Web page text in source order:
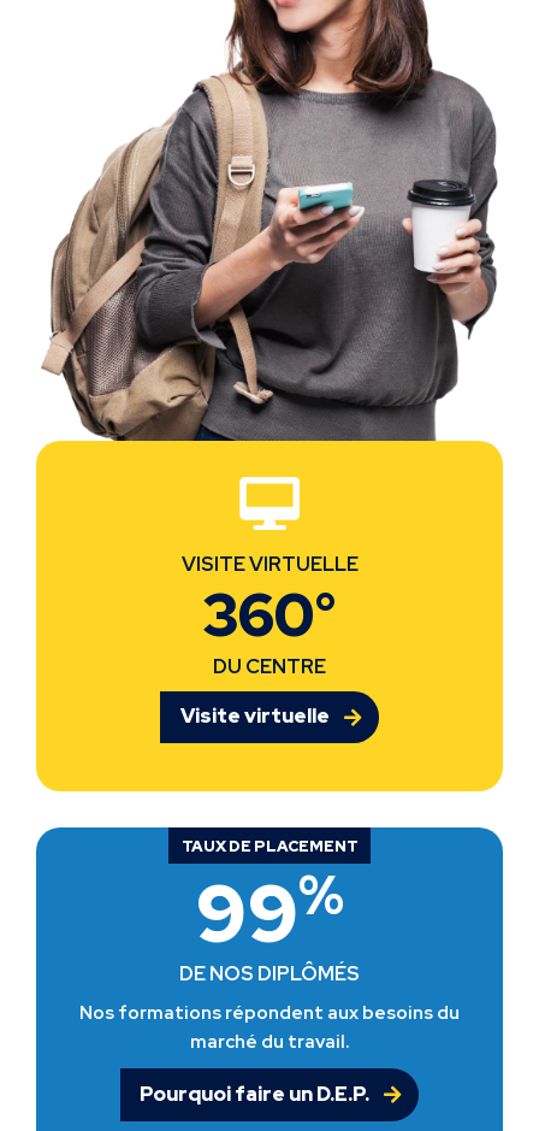
VISITE VIRTUELLE
360°
DU CENTRE
Visite virtuelle
TAUX DE PLACEMENT
99%
DE NOS DIPLÔMÉS
Nos formations répondent aux besoins du
marché du travail.
Pourquoi faire un D.E.P.